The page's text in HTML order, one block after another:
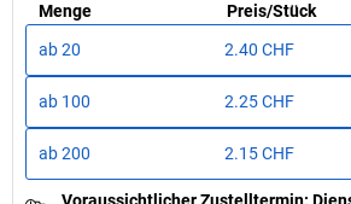
Menge
Preis/Stück
ab20 2.40 CHF
ab 100 2.25 CHF
ab200 2.15 CHF